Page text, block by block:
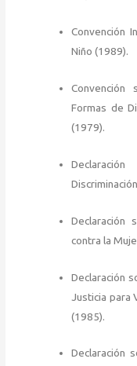
Convención
Niño (1989).
Formas de
(1979).
Declaración
contra la
Declaración
Justicia para
(1985).
Declaración